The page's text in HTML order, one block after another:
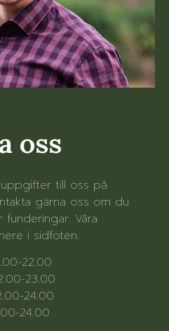
oss
till oss på
gärna oss om du
Våra
i sidfoten.
22.00
23.00
24.00
24.00